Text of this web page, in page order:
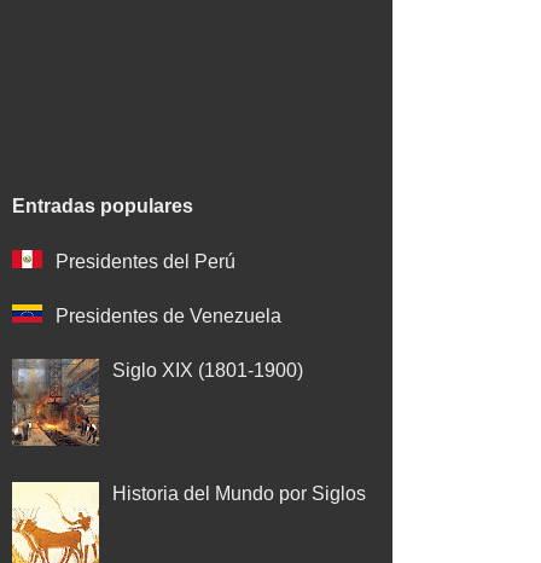
Entradas populares
Presidentes del Perú
Presidentes de Venezuela
Siglo XIX (1801-1900)
Historia del Mundo por Siglos